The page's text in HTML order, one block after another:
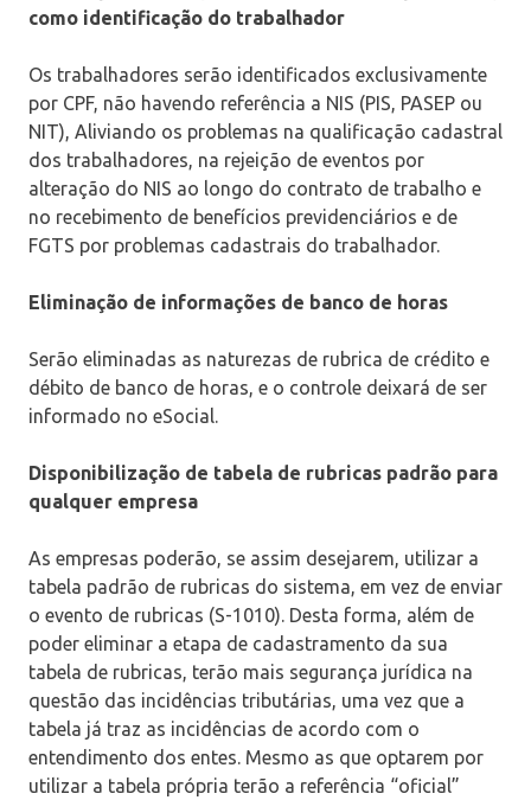
como identificação do trabalhador
Os trabalhadores serão identificados exclusivamente
por CPF, não havendo referência a NIS (PIS, PASEP ou
NIT), Aliviando os problemas na qualificação cadastral
dos trabalhadores, na rejeição de eventos por
alteração do NIS ao longo do contrato de trabalho e
no recebimento de benefícios previdenciários e de
FGTS por problemas cadastrais do trabalhador.
Eliminação de informações de banco de horas
Serão eliminadas as naturezas de rubrica de crédito e
débito de banco de horas, e o controle deixará de ser
informado no eSocial.
Disponibilização de tabela de rubricas padrão para
qualquer empresa
As empresas poderão, se assim desejarem, utilizar a
tabela padrão de rubricas do sistema, em vez de enviar
o evento de rubricas (S-1010). Desta forma, além de
poder eliminar a etapa de cadastramento da sua
tabela de rubricas, terão mais segurança jurídica na
questão das incidências tributárias, uma vez que a
tabela já traz as incidências de acordo com o
entendimento dos entes. Mesmo as que optarem por
utilizar a tabela própria terão a referência “oficial”